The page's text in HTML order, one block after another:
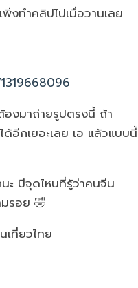
งทำคลิปไปเมื่อวานเลย
องมาถ่ายรูปตรงนี้ ถ้า
ด้อีกเยอะเลย เอ แล้วแบบนี้
ะ มีจุดไหนที่รู้ว่าคนจีน
รอย 🤣
ที่ยวไทย